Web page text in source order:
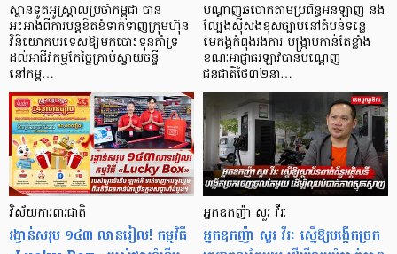
ស្ថានទូតអូស្ត្រាលីប្រចាំកម្ពុជា បាន
អះអាងពីការបន្តខិតខំទាក់ទាញក្រុមហ៊ុន
វិនិយោគបរទេសឱ្យមកបោះទុនគាំទ្រ
ដល់អាជីវកម្មកែច្នៃគ្រាប់ស្វាយចន្ទី
នៅកម្ព…
បណ្តាញឆបោកតាមប្រព័ន្ធអនឡាញ និង
ល្បែងស៊ីសងខុសច្បាប់នៅតំបន់ទន្លេ
មេគង្គកំពុងរងការ បង្ក្រាប​កាន់តែខ្លាំង
ខណៈអាជ្ញាធរឡាវបានបណ្តេញ
ជនជាតិថៃ៣២នា…
វិស័យការពារជាតិ
រង្វាន់សរុប ១៤៣ លានរៀល! កម្មវិធី
អ្នកឧកញ៉ា សួរ វីរៈ
អ្នកឧកញ៉ា សួរ វីរៈ ស្នើឱ្យបង្កើតច្រក